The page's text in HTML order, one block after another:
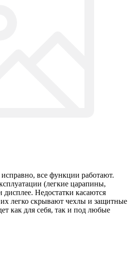
все функции работают.
(легкие царапины,
дисплее. Недостатки касаются
легко скрывают чехлы и защитные
как для себя, так и под любые